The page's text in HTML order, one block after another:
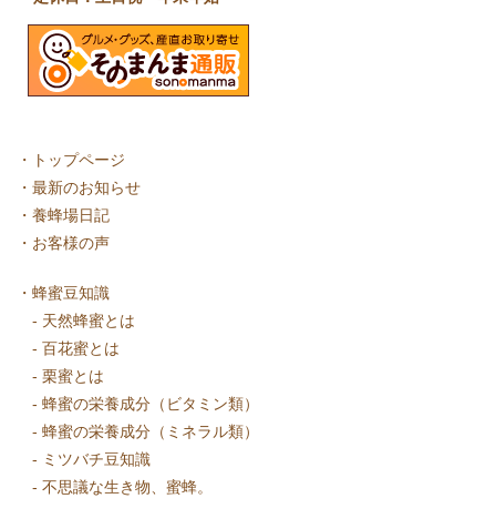
・
トップページ
・ 最新のお知らせ
・ 養蜂場日記
・ お客様の声
・ 蜂蜜豆知識
- 天然蜂蜜とは
- 百花蜜とは
- 栗蜜とは
- 蜂蜜の栄養成分（ビタミン類）
- 蜂蜜の栄養成分（ミネラル類）
- ミツバチ豆知識
- 不思議な生き物、蜜蜂。